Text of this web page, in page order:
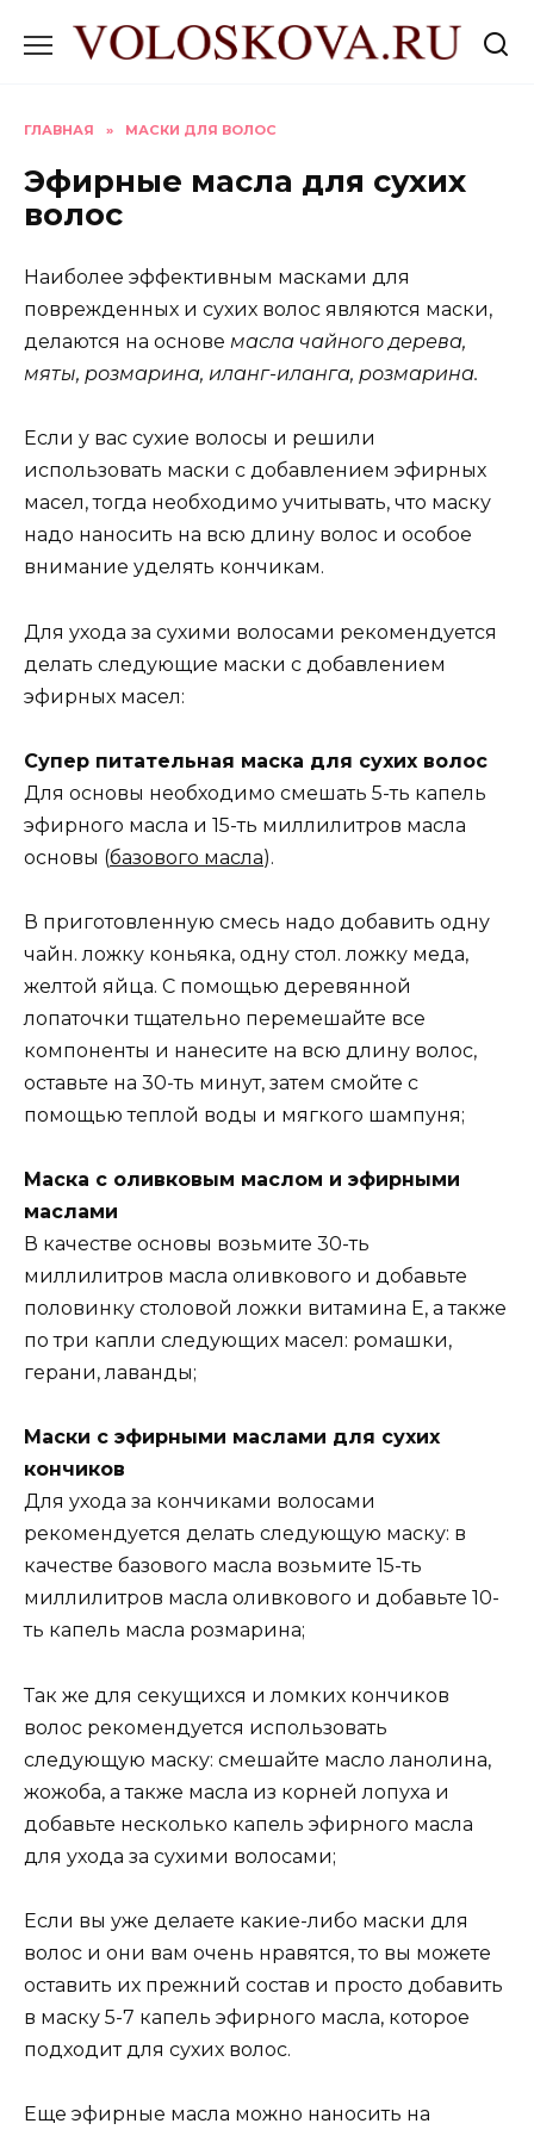
ГЛАВНАЯ » МАСКИ ДЛЯ ВОЛОС
Эфирные масла для сухих
волос
Наиболее эффективным масками для
поврежденных и сухих волос являются маски,
делаются на основе масла чайного дерева,
мяты, розмарина, иланг-иланга, розмарина.
Если у вас сухие волосы и решили
использовать маски с добавлением эфирных
масел, тогда необходимо учитывать, что маску
надо наносить на всю длину волос и особое
внимание уделять кончикам.
Для ухода за сухими волосами рекомендуется
делать следующие маски с добавлением
эфирных масел:
Супер питательная маска для сухих волос
Для основы необходимо смешать 5-ть капель
эфирного масла и 15-ть миллилитров масла
основы (базового масла).
В приготовленную смесь надо добавить одну
чайн. ложку коньяка, одну стол. ложку меда,
желтой яйца. С помощью деревянной
лопаточки тщательно перемешайте все
компоненты и нанесите на всю длину волос,
оставьте на 30-ть минут, затем смойте с
помощью теплой воды и мягкого шампуня;
Маска с оливковым маслом и эфирными
маслами
В качестве основы возьмите 30-ть
миллилитров масла оливкового и добавьте
половинку столовой ложки витамина Е, а также
по три капли следующих масел: ромашки,
герани, лаванды;
Маски с эфирными маслами для сухих
кончиков
Для ухода за кончиками волосами
рекомендуется делать следующую маску: в
качестве базового масла возьмите 15-ть
миллилитров масла оливкового и добавьте 10-
ть капель масла розмарина;
Так же для секущихся и ломких кончиков
волос рекомендуется использовать
следующую маску: смешайте масло ланолина,
жожоба, а также масла из корней лопуха и
добавьте несколько капель эфирного масла
для ухода за сухими волосами;
Если вы уже делаете какие-либо маски для
волос и они вам очень нравятся, то вы можете
оставить их прежний состав и просто добавить
в маску 5-7 капель эфирного масла, которое
подходит для сухих волос.
Еще эфирные масла можно наносить на